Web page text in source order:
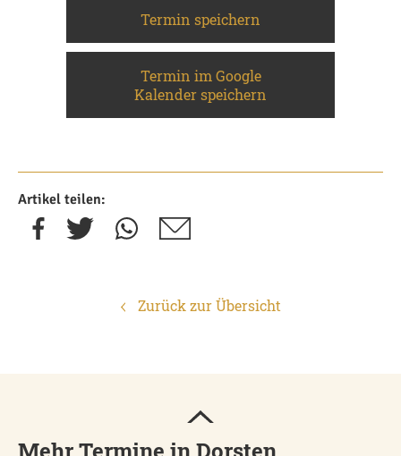
Termin speichern
Termin im Google
Kalender speichern
Artikel teilen:
Zurück zur Übersicht